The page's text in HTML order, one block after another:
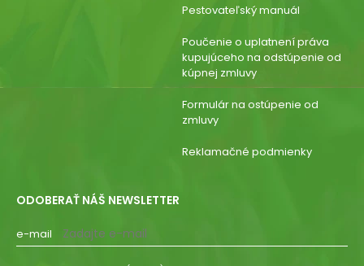
Pestovateľský manuál
Poučenie o uplatnení práva
kupujúceho na odstúpenie od
kúpnej zmluvy
Formulár na ostúpenie od
zmluvy
Reklamačné podmienky
ODOBERAŤ NÁŠ NEWSLETTER
e-mail